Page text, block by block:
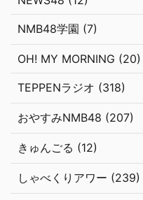
NMB48学園 (7)
OH! MY MORNING (20)
TEPPENラジオ (318)
おやすみNMB48 (207)
きゅんごる (12)
しゃべくりアワー (239)